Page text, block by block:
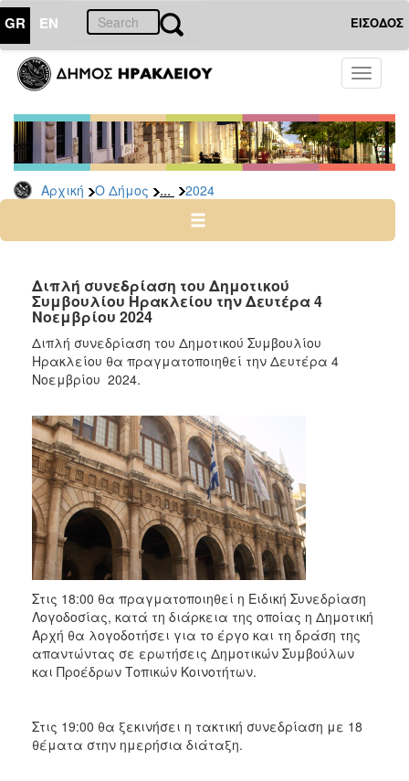
GR EN ΕΙΣΟΔΟΣ
Toggle
Αρχική Ο Δήμος ... 2024
ΔΗΜΟΣ
Δελτία
Τύπου
Αρχείο
2026
2024
2022
2021
2020
2019
2018
2017
2016
2015
2013
2012
2011
2010
2006
ΤΟΠΟΣ
Διπλή συνεδρίαση του Δημοτικού
Συμβουλίου Ηρακλείου την Δευτέρα 4
Νοεμβρίου 2024
Διπλή συνεδρίαση του Δημοτικού Συμβουλίου
Ηρακλείου θα πραγματοποιηθεί την Δευτέρα 4
Νοεμβρίου 2024.
Στις 18:00 θα πραγματοποιηθεί η Ειδική Συνεδρίαση
Λογοδοσίας, κατά τη διάρκεια της οποίας η Δημοτική
Αρχή θα λογοδοτήσει για το έργο και τη δράση της
απαντώντας σε ερωτήσεις Δημοτικών Συμβούλων
και Προέδρων Τοπικών Κοινοτήτων.
Στις 19:00 θα ξεκινήσει η τακτική συνεδρίαση με 18
θέματα στην ημερήσια διάταξη.